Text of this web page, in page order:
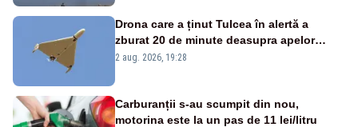
Drona care a ținut Tulcea în alertă a
zburat 20 de minute deasupra apelor
României. Au fost ridicate două F-16
2 aug. 2026, 19:28
Carburanții s-au scumpit din nou,
motorina este la un pas de 11 lei/litru